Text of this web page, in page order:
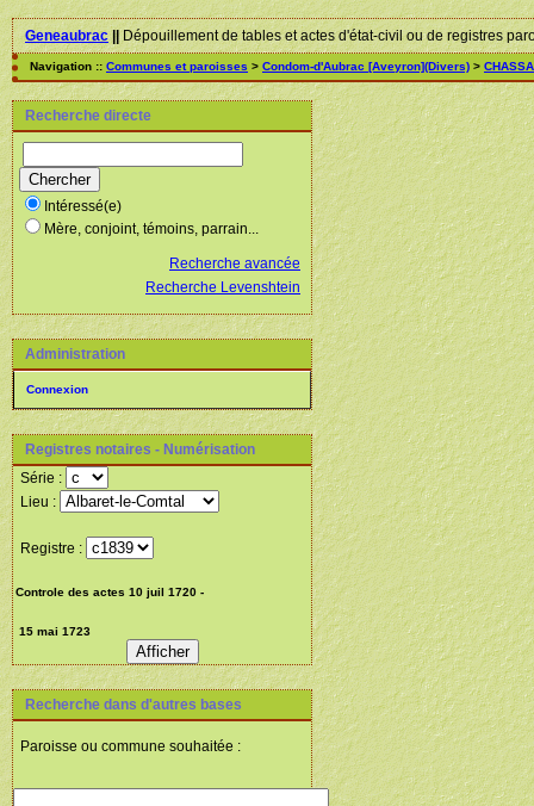
Geneaubrac||Dépouillement de tables et actes d'état-civil ou de registres
Navigation :: Communes et paroisses > Condom-d'Aubrac [Aveyron](Divers) >
Recherche directe
Intéressé(e)
Mère, conjoint, témoins, parrain...
Recherche avancée
Recherche Levenshtein
Administration
Connexion
Registres notaires - Numérisation
Série :
Lieu :
Registre :
Recherche dans d'autres bases
Paroisse ou commune souhaitée :